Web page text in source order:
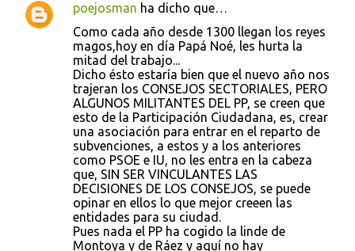
C
poejosman ha dicho que…
Como cada año desde 1300 llegan los reyes
magos,hoy en día Papá Noé, les hurta la
mitad del trabajo...
Dicho ésto estaría bien que el nuevo año nos
trajeran los CONSEJOS SECTORIALES, PERO
ALGUNOS MILITANTES DEL PP, se creen que
esto de la Participación Ciudadana, es, crear
una asociación para entrar en el reparto de
subvenciones, a estos y a los anteriores
como PSOE e IU, no les entra en la cabeza
que, SIN SER VINCULANTES LAS
DECISIONES DE LOS CONSEJOS, se puede
opinar en ellos lo que mejor creeen las
entidades para su ciudad.
Pues nada el PP ha cogido la linde de
Montoya y de Ráez y aquí no hay